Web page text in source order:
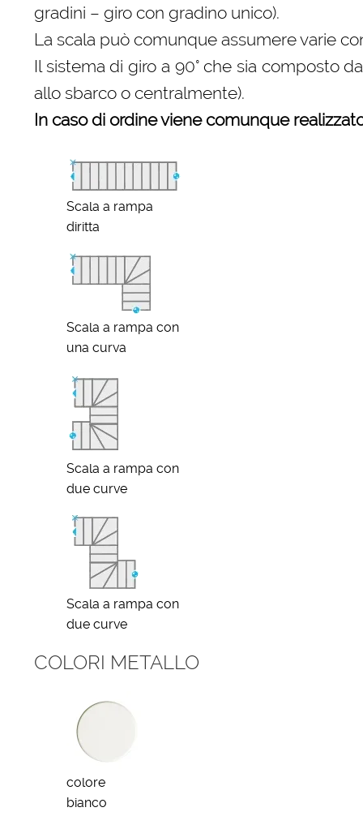
gradini – giro con gradino unico).
La scala può comunque assumere varie
Il sistema di giro a 90° che sia composto
allo sbarco o centralmente).
In caso di ordine viene comunque
Scala a rampa
diritta
Scala a rampa con
una curva
Scala a rampa con
due curve
Scala a rampa con
due curve
COLORI METALLO
colore
bianco